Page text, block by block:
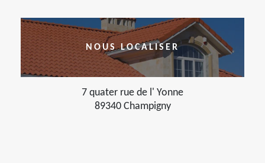
NOUS LOCALISER
7 quater rue de l' Yonne
89340 Champigny